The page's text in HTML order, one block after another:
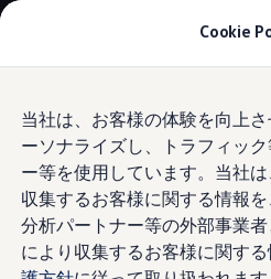
Cookie
当社は、お客様の体験を向上
ーソナライズし、トラフィッ
ー等を使用しています。当社
収集するお客様に関する情報を
分析パートナー等の外部事業
により収集するお客様に関す
main
content
to
footer
モデル＆見積りシミュレー
セーフティ マイスター
ID. Buzz
T-Cross
Tiguan
Golf
Golf GTI
Golf R
Golf Variant
Golf R Variant
Passat
ホイール